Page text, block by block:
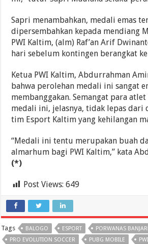
Sapri menambahkan, medali emas
dipersembahkan kepada mendiang
PWI Kaltim, (alm) Raf’an Arif
hari sebelum kontingen berangkat
Ketua PWI Kaltim, Abdurrahman
bahwa perolehan medali ini sangat
membanggakan. Semangat para
medali ini, jelasnya, tidak lepas dari
tim Esport Kaltim yang kehilangan
“Medali ini tentu merupakan buah
almarhum bagi PWI Kaltim,” kata
(*)
Post Views: 649
Tags BALOGO ESPORT
PORWANAS
PRO EVOLUTION SOCCER
PUBG MOBILE